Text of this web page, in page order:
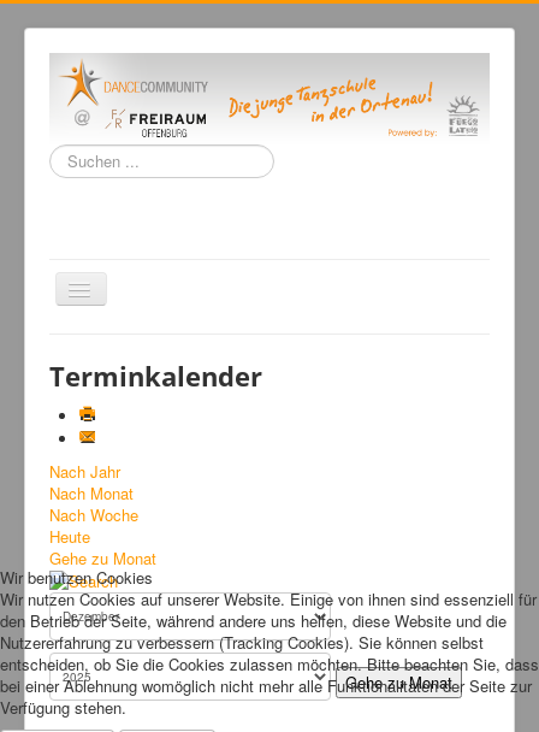
Suchen
...
Navigation
an/aus
Tanzschule
Kursangebot
Events
Fuegolatino
Bilder
News
Links
FAQ
Hansefit
Terminkalender
Nach Jahr
Nach Monat
Nach Woche
Heute
Gehe zu Monat
Gehe zu Monat
Wir benutzen Cookies
Wir nutzen Cookies auf unserer Website. Einige von ihnen sind essenziell für
den Betrieb der Seite, während andere uns helfen, diese Website und die
Nutzererfahrung zu verbessern (Tracking Cookies). Sie können selbst
entscheiden, ob Sie die Cookies zulassen möchten. Bitte beachten Sie, dass
bei einer Ablehnung womöglich nicht mehr alle Funktionalitäten der Seite zur
Verfügung stehen.